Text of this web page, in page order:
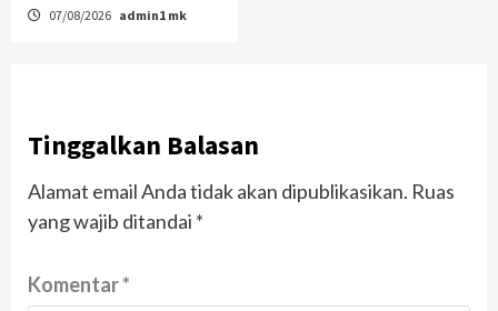
07/08/2026 admin1 mk
Tinggalkan Balasan
Alamat email Anda tidak akan dipublikasikan. Ruas
yang wajib ditandai *
Komentar*